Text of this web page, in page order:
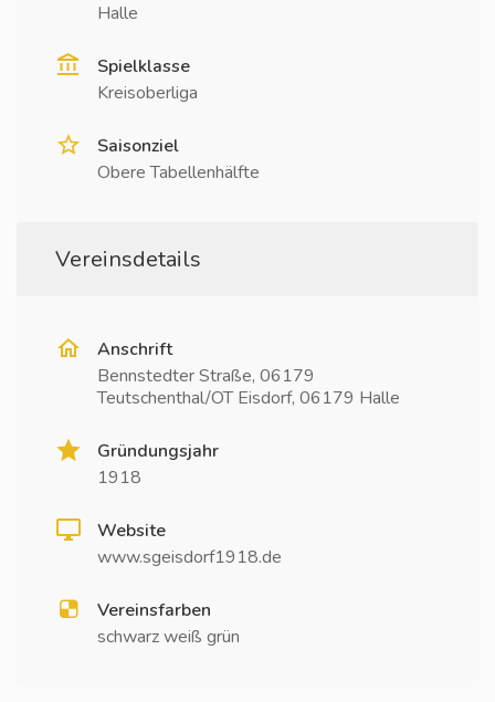
Halle
Spielklasse
Kreisoberliga
Saisonziel
Obere Tabellenhälfte
Vereinsdetails
Anschrift
Bennstedter Straße, 06179
Teutschenthal/OT Eisdorf, 06179 Halle
Gründungsjahr
1918
Website
www.sgeisdorf1918.de
Vereinsfarben
schwarz weiß grün